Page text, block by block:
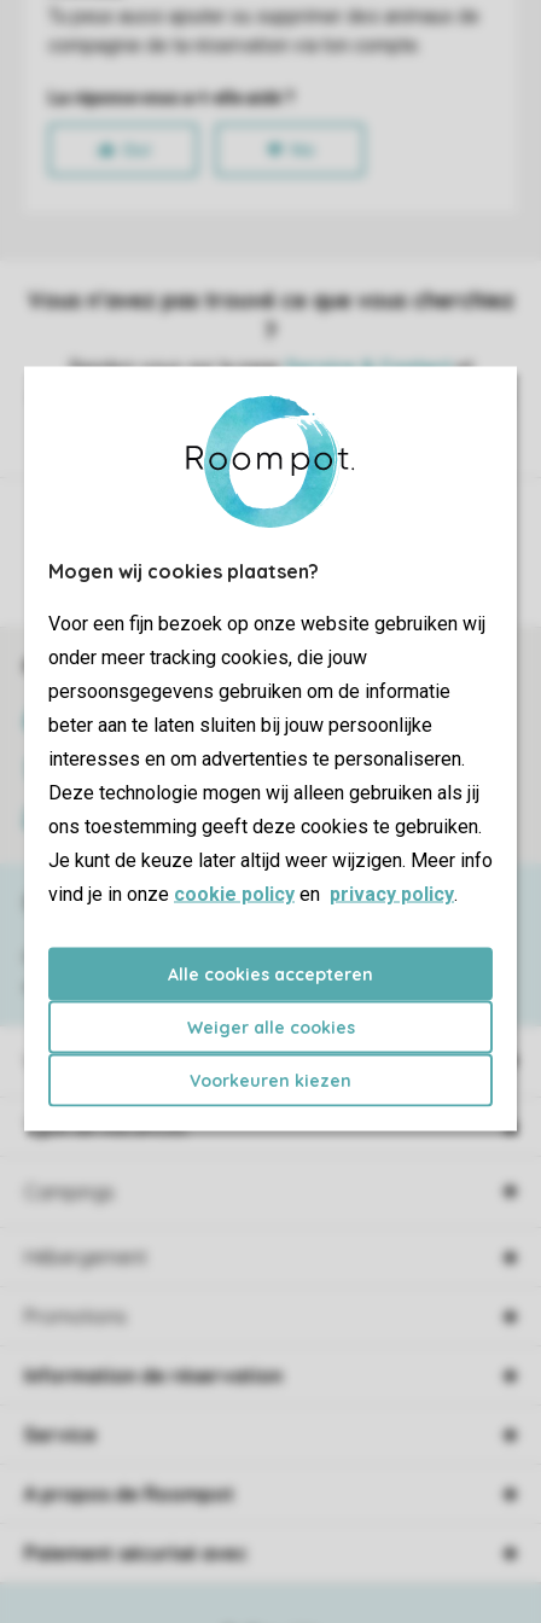
Mogen wij cookies plaatsen?
Voor een fijn bezoek op onze website gebruiken wij
onder meer tracking cookies, die jouw
persoonsgegevens gebruiken om de informatie
beter aan te laten sluiten bij jouw persoonlijke
interesses en om advertenties te personaliseren.
Deze technologie mogen wij alleen gebruiken als jij
ons toestemming geeft deze cookies te gebruiken.
Je kunt de keuze later altijd weer wijzigen. Meer info
vind je in onze cookie policy en privacy policy.
Alle cookies accepteren
Weiger alle cookies
Voorkeuren kiezen
Contrôle de votre propre vie privée
Plus d’infos et préférences
Réservations en ligne rapides et sécurisées
Certificat SSL
Transmission sécurisée des données
Paiement sécurisé
Villages de vacances
Type de vacances
Campings
Hébergement
Promotions
Besoin d’aide ?
Contact Center
Information de réservation
Service
A propos de Roompot
Paiement sécurisé avec